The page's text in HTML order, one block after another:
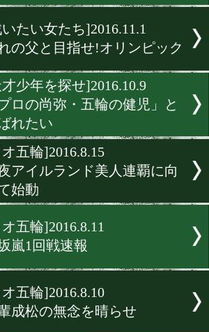
階級を上げて復帰する?
[アジア月間賞]2016.12.1
堤が3つ目の日本史上初!
[戦いたい女たち]2016.11.1
憧れの父と目指せ!オリン
[天才少年を探せ]2016.10.9
「プロの尚弥・五輪の健児
[リオ五輪]2016.8.15
今夜アイルランド美人連覇